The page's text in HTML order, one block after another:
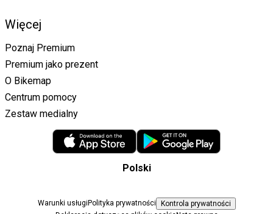
Więcej
Poznaj Premium
Premium jako prezent
O Bikemap
Centrum pomocy
Zestaw medialny
Polski
Warunki usługi Polityka prywatności
Kontrola prywatności